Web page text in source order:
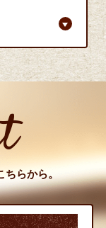
らから。